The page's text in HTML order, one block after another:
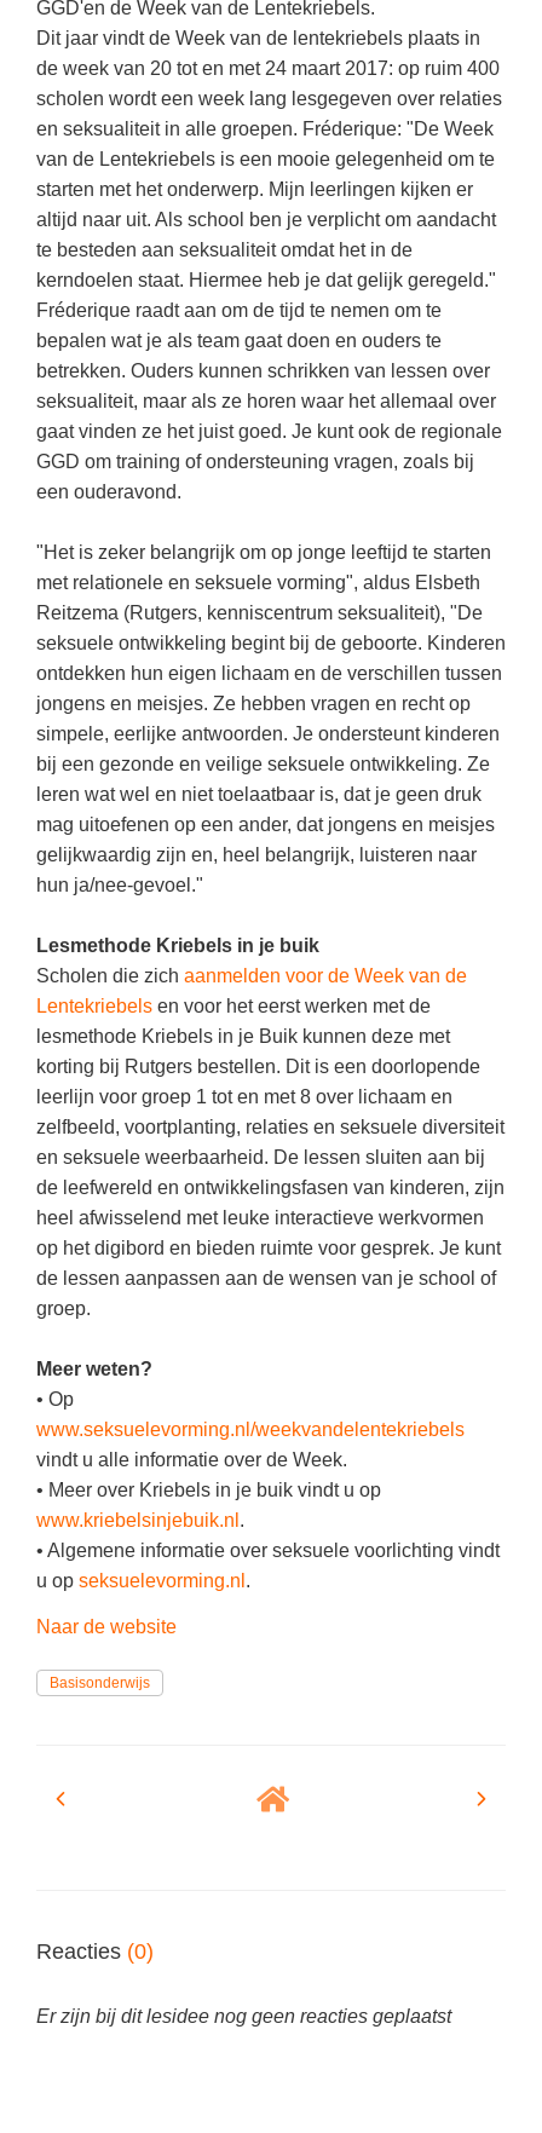
Topografie
Verkeer
Verzorging
THEMA'S
Budgetteren
De boerderij
Duurzaamheid
Eerste wereldoorlog
Evolutieleer
Feest- en Gedenkdagen
Godsdienstonderwijs
Kinderboekenweek
Kleurplaten
Mediawijsheid
Nieuws
Onderwijsprijs
Ruimte
Schoolreisideeën
Schoolspullen
Seksualiteit
Sinterklaas
Spelletjes
Sprookjes
Startpagina onderwijs
Tweede Wereldoorlog
LESMATERIAAL
Beeldende Vorming
Biologie
Geld PO
Geschiedenis
Maatschappijleer
Orientatie
Rekenen
Sociale vaardigheden
Taalvaardigheid
Verzorging
AI voor het onderwijs
Kruiswoordpuzzels
Onderwijslonen
Vrijeschoolonderwijs
Montessori onderwijs
Jenaplanonderwijs
Schoolspullen
Afscheidstekst collega
Studieschuld & Hypotheek
Middelbare school niveaus
Studenten laptop
Docentenplein nieuwsbrief
Nieuwsbrief archief
Huiswerkbegeleider zoeken
Huiswerkbegeleider worden
GGD'en de Week van de Lentekriebels.
Dit jaar vindt de Week van de lentekriebels plaats in
de week van 20 tot en met 24 maart 2017: op ruim 400
scholen wordt een week lang lesgegeven over relaties
en seksualiteit in alle groepen. Fréderique: "De Week
van de Lentekriebels is een mooie gelegenheid om te
starten met het onderwerp. Mijn leerlingen kijken er
altijd naar uit. Als school ben je verplicht om aandacht
te besteden aan seksualiteit omdat het in de
kerndoelen staat. Hiermee heb je dat gelijk geregeld."
Fréderique raadt aan om de tijd te nemen om te
bepalen wat je als team gaat doen en ouders te
betrekken. Ouders kunnen schrikken van lessen over
seksualiteit, maar als ze horen waar het allemaal over
gaat vinden ze het juist goed. Je kunt ook de regionale
GGD om training of ondersteuning vragen, zoals bij
een ouderavond.
"Het is zeker belangrijk om op jonge leeftijd te starten
met relationele en seksuele vorming", aldus Elsbeth
Reitzema (Rutgers, kenniscentrum seksualiteit), "De
seksuele ontwikkeling begint bij de geboorte. Kinderen
ontdekken hun eigen lichaam en de verschillen tussen
jongens en meisjes. Ze hebben vragen en recht op
simpele, eerlijke antwoorden. Je ondersteunt kinderen
bij een gezonde en veilige seksuele ontwikkeling. Ze
leren wat wel en niet toelaatbaar is, dat je geen druk
mag uitoefenen op een ander, dat jongens en meisjes
gelijkwaardig zijn en, heel belangrijk, luisteren naar
hun ja/nee-gevoel."
Lesmethode Kriebels in je buik
Scholen die zich aanmelden voor de Week van de
Lentekriebels en voor het eerst werken met de
lesmethode Kriebels in je Buik kunnen deze met
korting bij Rutgers bestellen. Dit is een doorlopende
leerlijn voor groep 1 tot en met 8 over lichaam en
zelfbeeld, voortplanting, relaties en seksuele diversiteit
en seksuele weerbaarheid. De lessen sluiten aan bij
de leefwereld en ontwikkelingsfasen van kinderen, zijn
heel afwisselend met leuke interactieve werkvormen
op het digibord en bieden ruimte voor gesprek. Je kunt
de lessen aanpassen aan de wensen van je school of
groep.
Meer weten?
• Op
www.seksuelevorming.nl/weekvandelentekriebels
vindt u alle informatie over de Week.
• Meer over Kriebels in je buik vindt u op
www.kriebelsinjebuik.nl .
• Algemene informatie over seksuele voorlichting vindt
u op seksuelevorming.nl .
Naar de website
Basisonderwijs
Reacties (0)
Er zijn bij dit lesidee nog geen reacties geplaatst